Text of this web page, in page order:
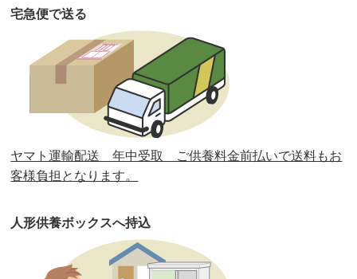
第33回人形供養祭
第32回人形供養祭 令和元年6月12日(水)
第31回人形供養祭 平成31年3月13日(水)
第30回人形供養祭平成30年11月28日(水)
第29回人形供養祭平成30年5月23日(水)
第27回人形供養祭平成29年6月14日(水)
第26回人形供養祭平成28年12月15日(木)
宅急便で送る
ヤマト運輸配送 年中受取 ご供養料金前払いで送料もお
客様負担となります。
人形供養ボックスへ持込